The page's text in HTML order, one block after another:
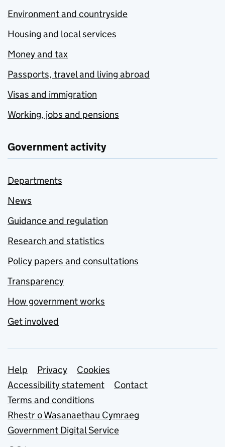
Environment and countryside
Housing and local services
Money and tax
Passports, travel and living abroad
Visas and immigration
Working, jobs and pensions
Government activity
Departments
News
Guidance and regulation
Research and statistics
Policy papers and consultations
Transparency
How government works
Get involved
Support links
Help Privacy
Cookies
Accessibility statement
Contact
Terms and conditions
Rhestr o Wasanaethau Cymraeg
Government Digital Service